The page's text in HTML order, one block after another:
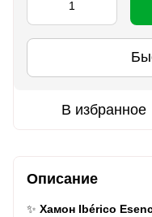
В избранное
Описание
✨ Хамон Ibérico